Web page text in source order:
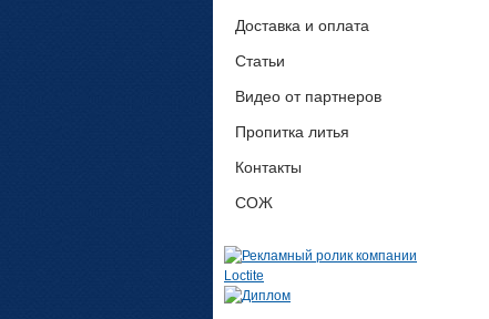
Доставка и оплата
Статьи
Видео от партнеров
Пропитка литья
Контакты
СОЖ